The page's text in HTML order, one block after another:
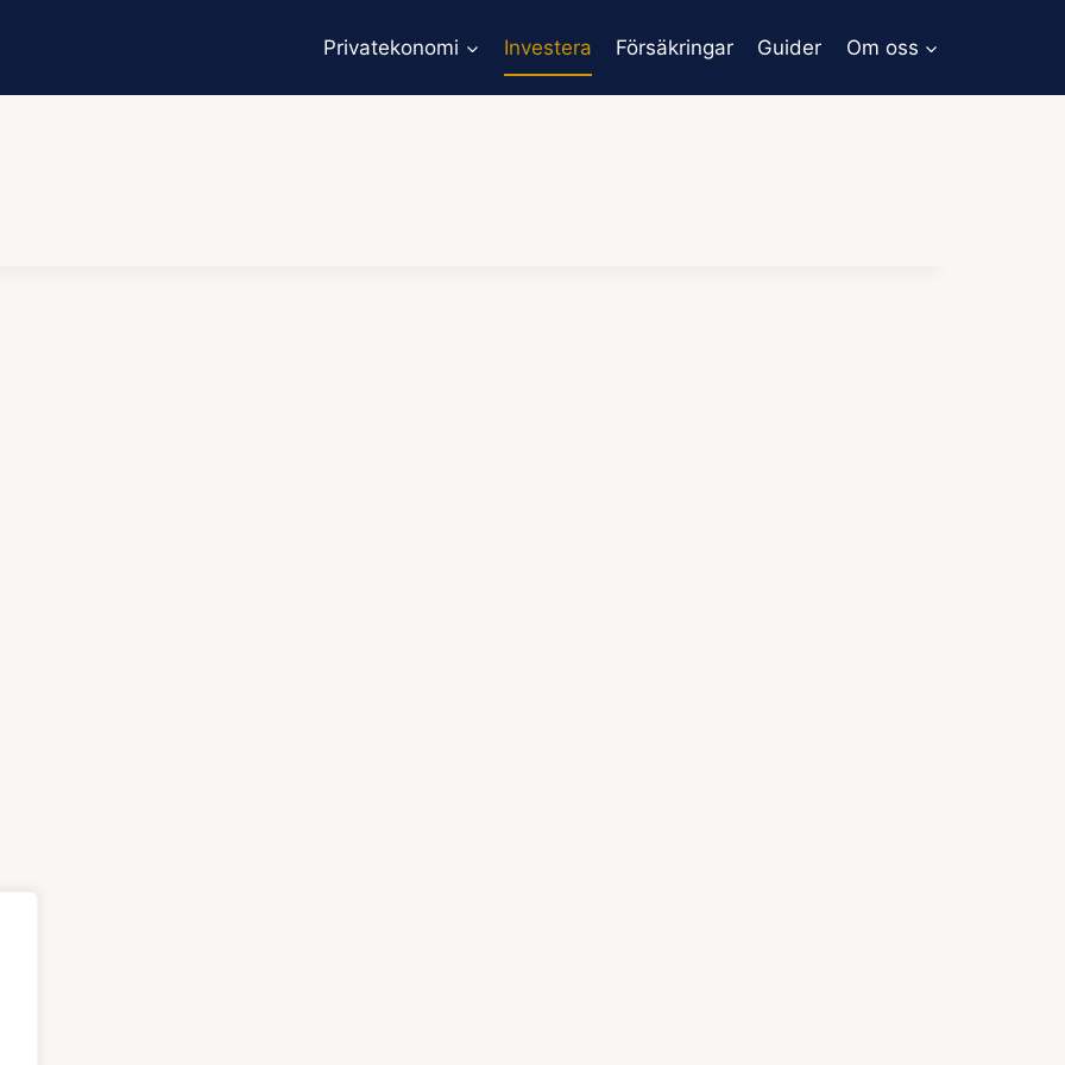
Privatekonomi Investera Försäkringar Guider Om oss